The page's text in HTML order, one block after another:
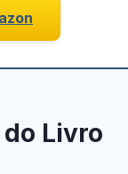
Livro